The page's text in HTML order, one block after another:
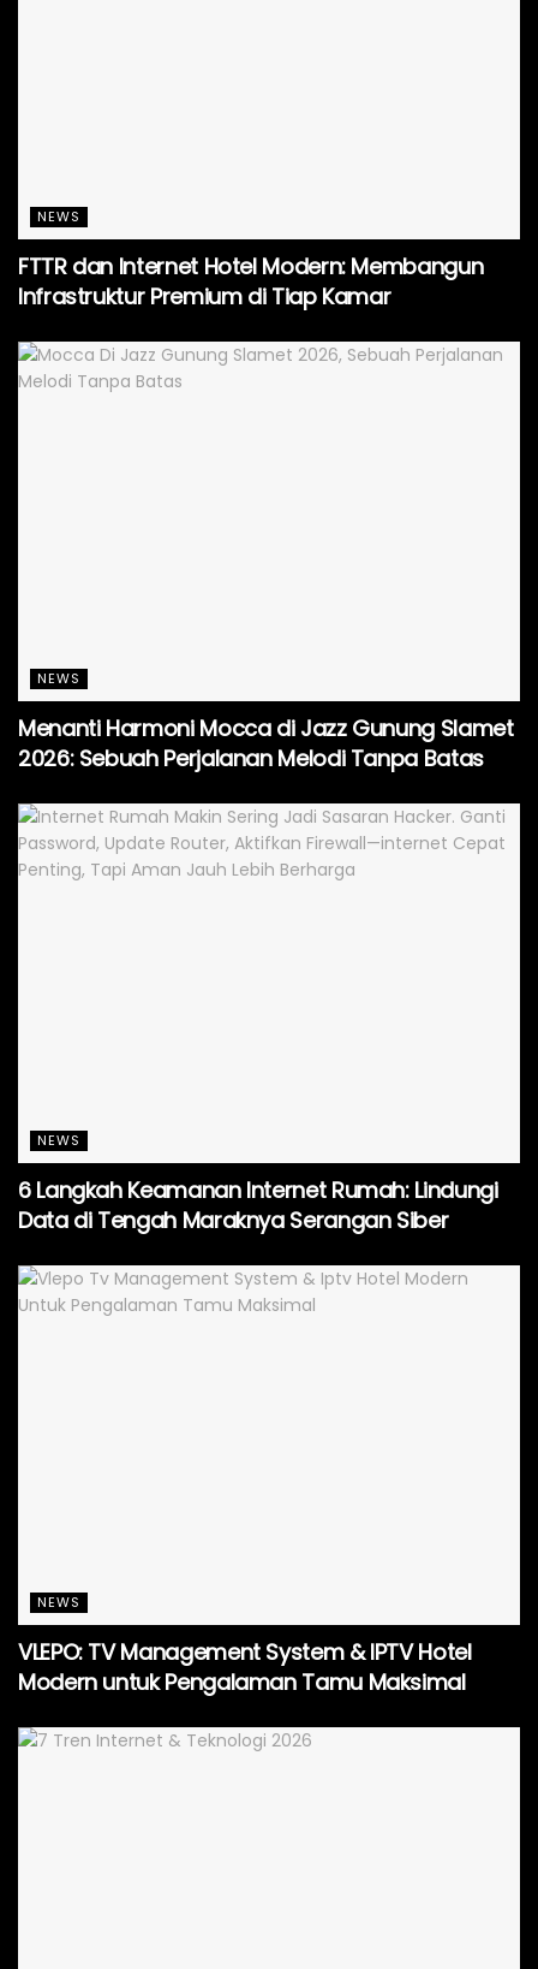
NEWS
FTTR dan Internet Hotel Modern: Membangun
Infrastruktur Premium di Tiap Kamar
NEWS
Menanti Harmoni Mocca di Jazz Gunung Slamet
2026: Sebuah Perjalanan Melodi Tanpa Batas
NEWS
6 Langkah Keamanan Internet Rumah: Lindungi
Data di Tengah Maraknya Serangan Siber
NEWS
VLEPO: TV Management System & IPTV Hotel
Modern untuk Pengalaman Tamu Maksimal